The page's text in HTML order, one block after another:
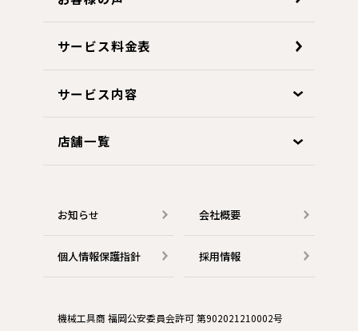
サービス料金表
サービス内容
店舗一覧
お知らせ 会社概要
個人情報保護指針 採用情報
機械工具商 福岡公安委員会許可 第902021210002号